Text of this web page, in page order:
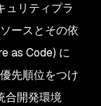
ュリティプラ
ースとその依
as Code) に
先順位をつけ
合開発環境